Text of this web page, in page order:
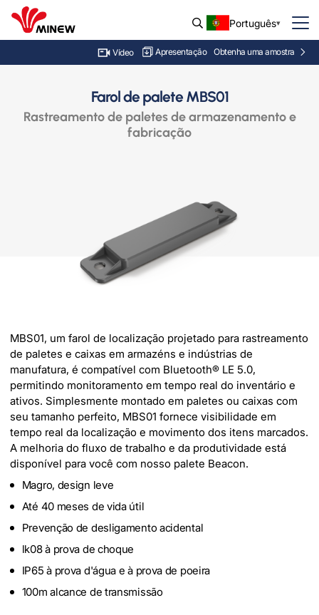
Português
Vídeo Apresentação Obtenha uma amostra
Farol de palete MBS01
Rastreamento de paletes de armazenamento e
fabricação
MBS01, um farol de localização projetado para rastreamento
de paletes e caixas em armazéns e indústrias de
manufatura, é compatível com Bluetooth® LE 5.0,
permitindo monitoramento em tempo real do inventário e
ativos. Simplesmente montado em paletes ou caixas com
seu tamanho perfeito, MBS01 fornece visibilidade em
tempo real da localização e movimento dos itens marcados.
A melhoria do fluxo de trabalho e da produtividade está
disponível para você com nosso palete Beacon.
Magro, design leve
Até 40 meses de vida útil
Prevenção de desligamento acidental
lk08 à prova de choque
IP65 à prova d'água e à prova de poeira
100m alcance de transmissão